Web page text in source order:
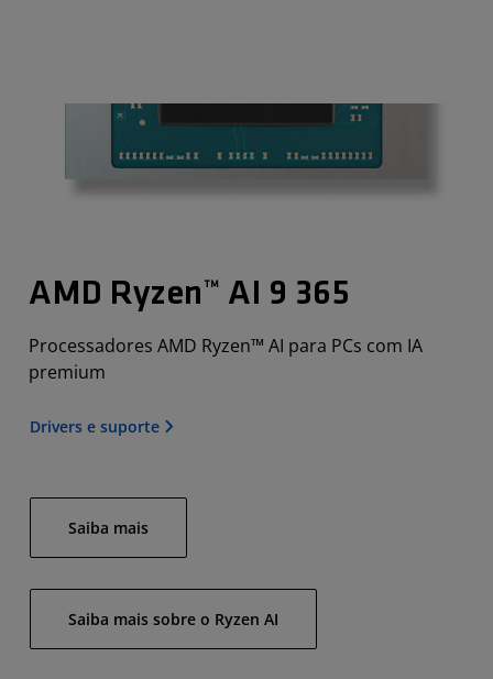
AMD Ryzen™ AI 9 365
Processadores AMD Ryzen™ AI para PCs com IA
premium
Drivers e suporte
Saiba mais
Saiba mais sobre o Ryzen AI